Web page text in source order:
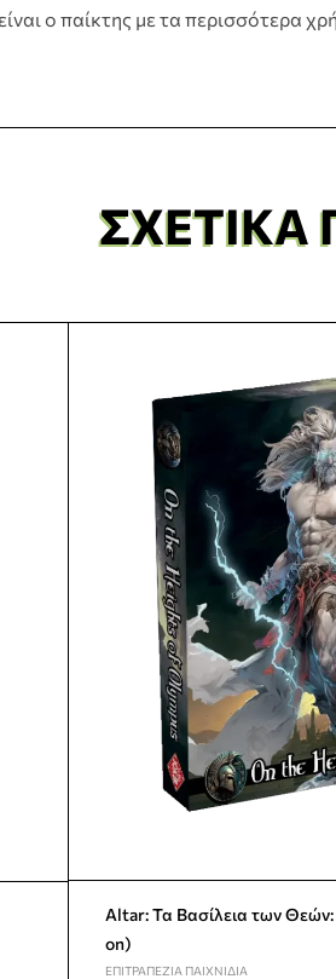
ο παίκτης με τα περισσότερα
ΣΧΕΤΙΚΆ
Altar: Τα Βασίλεια των
on)
ΕΠΙΤΡΑΠΈΖΙΑ ΠΑΙΧΝΊΔΙΑ